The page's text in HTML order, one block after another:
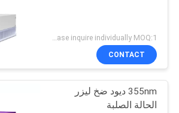
CONTACT
355nm ديود ضخ ليزر
الحالة الصلبة